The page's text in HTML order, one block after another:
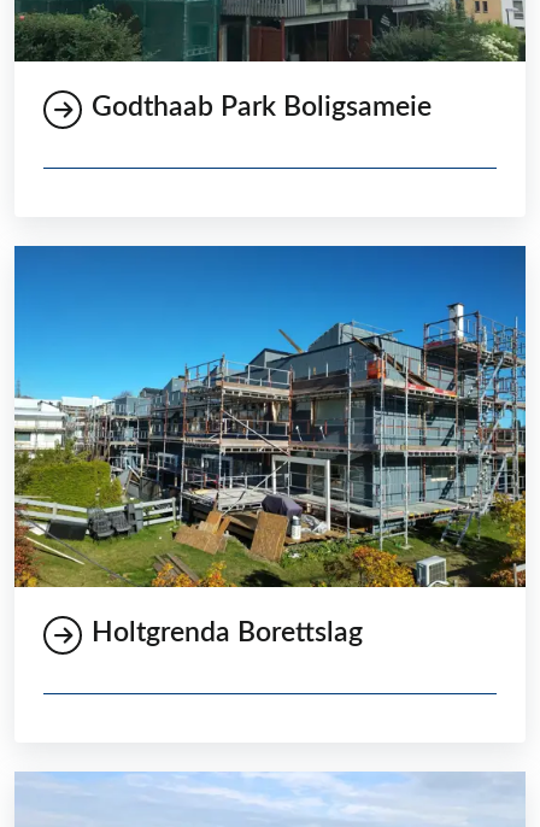
Godthaab Park Boligsameie
Holtgrenda Borettslag